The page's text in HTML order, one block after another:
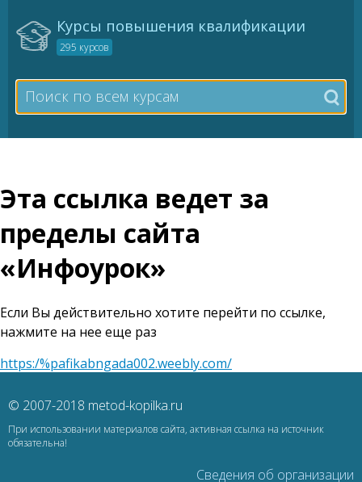
Курсы повышения квалификации
295 курсов
Эта ссылка ведет за
пределы сайта
«Инфоурок»
Если Вы действительно хотите перейти по ссылке,
нажмите на нее еще раз
https:/%pafikabngada002.weebly.com/
© 2007-2018 metod-kopilka.ru
При использовании материалов сайта, активная ссылка на источник
обязательна!
Сведения об организации